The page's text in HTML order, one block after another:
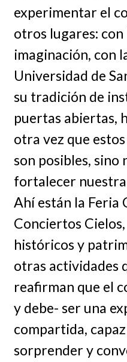
experimentar el
otros lugares: con
imaginación, con
Universidad de
su tradición de
puertas abiertas,
otra vez que
son posibles, sino
fortalecer
Ahí están la Feria
Conciertos
históricos y
otras actividades
reafirman que el
y debe- ser una
compartida,
sorprender y